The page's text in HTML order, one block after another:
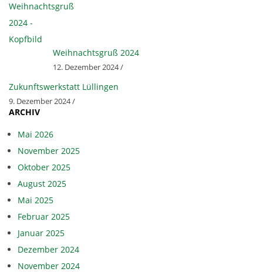
Weihnachtsgruß 2024
12. Dezember 2024 /
Zukunftswerkstatt Lüllingen
9. Dezember 2024 /
ARCHIV
Mai 2026
November 2025
Oktober 2025
August 2025
Mai 2025
Februar 2025
Januar 2025
Dezember 2024
November 2024